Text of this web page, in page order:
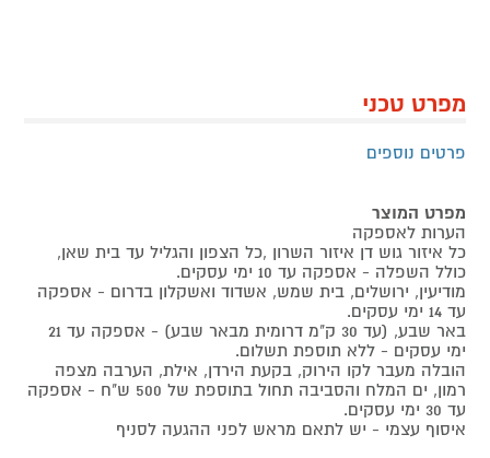
מפרט טכני
פרטים נוספים
מפרט המוצר
הערות לאספקה
כל איזור גוש דן איזור השרון ,כל הצפון והגליל עד בית שאן,
כולל השפלה - אספקה עד 10 ימי עסקים.
מודיעין, ירושלים, בית שמש, אשדוד ואשקלון בדרום - אספקה
עד 14 ימי עסקים.
באר שבע, (עד 30 ק"מ דרומית מבאר שבע) - אספקה עד 21
ימי עסקים - ללא תוספת תשלום.
הובלה מעבר לקו הירוק, בקעת הירדן, אילת, הערבה מצפה
רמון, ים המלח והסביבה תחול בתוספת של 500 ש"ח - אספקה
עד 30 ימי עסקים.
איסוף עצמי - יש לתאם מראש לפני ההגעה לסניף